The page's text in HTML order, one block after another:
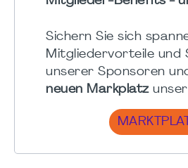
Sichern Sie sich
Mitgliedervorteile und
unserer Sponsoren
neuen Markplatz